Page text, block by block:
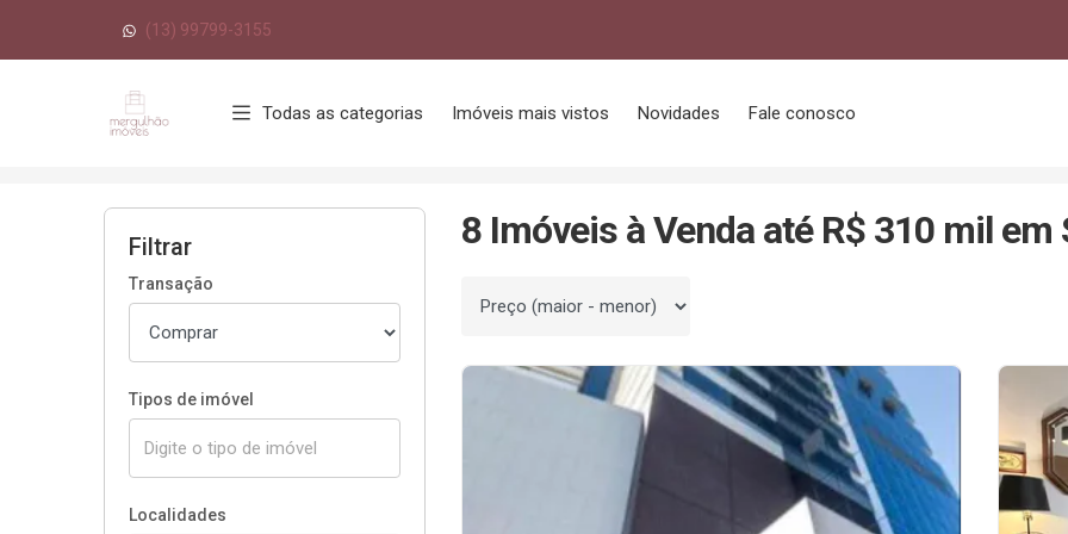
(13) 99799-3155
Página inicial
Todas as categorias Imóveis mais vistos Novidades Fale conosco
Filtrar
Transação
Tipos de imóvel
Localidades
8 Imóveis à Venda até R$ 310 mil em
Ordenar por